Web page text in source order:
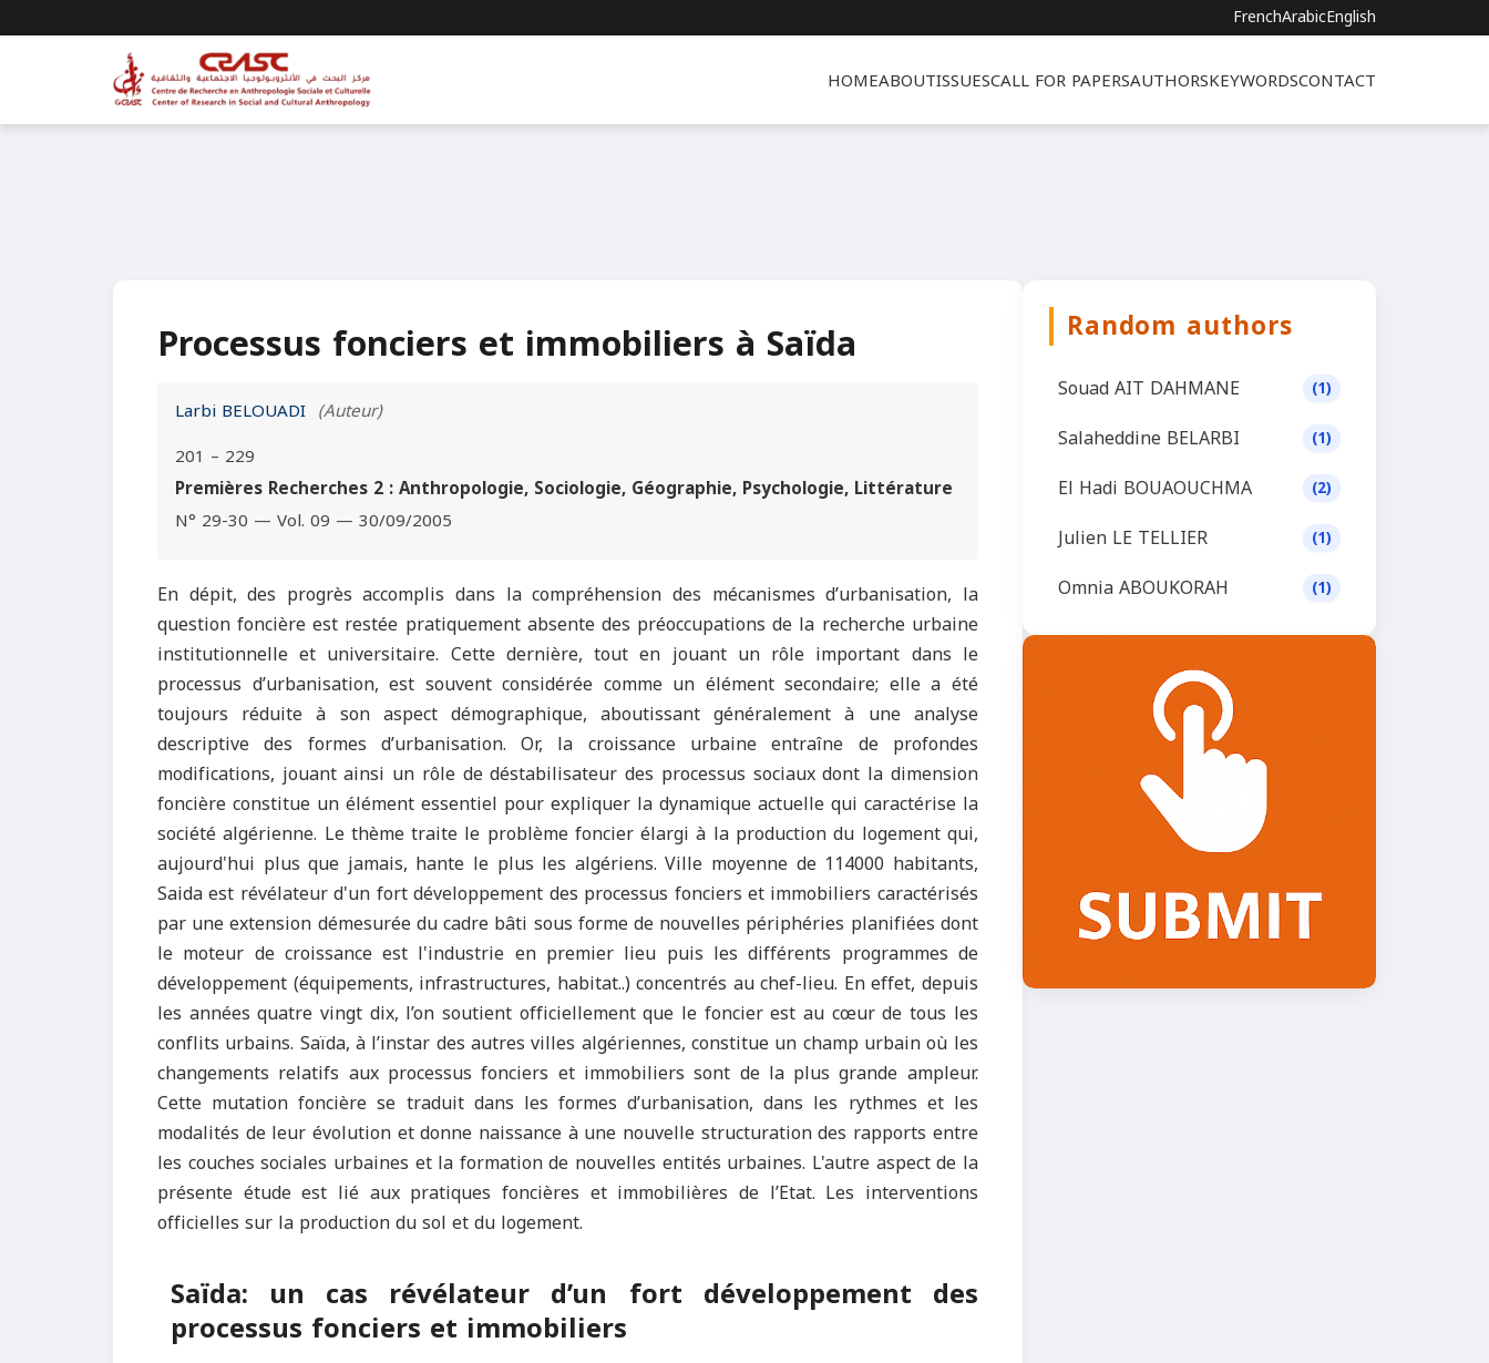
FrenchArabicEnglish
HOMEABOUTISSUESCALL FOR PAPERSAUTHORSKEYWORDSCONTACT
Processus fonciers et immobiliers à Saïda
Larbi BELOUADI (Auteur)
201 – 229
Premières Recherches 2 : Anthropologie, Sociologie, Géographie, Psychologie, Littérature
N° 29-30 — Vol. 09 — 30/09/2005
En dépit, des progrès accomplis dans la compréhension des mécanismes d’urbanisation, la
question foncière est restée pratiquement absente des préoccupations de la recherche urbaine
institutionnelle et universitaire. Cette dernière, tout en jouant un rôle important dans le
processus d’urbanisation, est souvent considérée comme un élément secondaire; elle a été
toujours réduite à son aspect démographique, aboutissant généralement à une analyse
descriptive des formes d’urbanisation. Or, la croissance urbaine entraîne de profondes
modifications, jouant ainsi un rôle de déstabilisateur des processus sociaux dont la dimension
foncière constitue un élément essentiel pour expliquer la dynamique actuelle qui caractérise la
société algérienne. Le thème traite le problème foncier élargi à la production du logement qui,
aujourd'hui plus que jamais, hante le plus les algériens. Ville moyenne de 114000 habitants,
Saida est révélateur d'un fort développement des processus fonciers et immobiliers caractérisés
par une extension démesurée du cadre bâti sous forme de nouvelles périphéries planifiées dont
le moteur de croissance est l'industrie en premier lieu puis les différents programmes de
développement (équipements, infrastructures, habitat..) concentrés au chef-lieu. En effet, depuis
les années quatre vingt dix, l’on soutient officiellement que le foncier est au cœur de tous les
conflits urbains. Saïda, à l’instar des autres villes algériennes, constitue un champ urbain où les
changements relatifs aux processus fonciers et immobiliers sont de la plus grande ampleur.
Cette mutation foncière se traduit dans les formes d’urbanisation, dans les rythmes et les
modalités de leur évolution et donne naissance à une nouvelle structuration des rapports entre
les couches sociales urbaines et la formation de nouvelles entités urbaines. L'autre aspect de la
présente étude est lié aux pratiques foncières et immobilières de l’Etat. Les interventions
officielles sur la production du sol et du logement.
Saïda: un cas révélateur d’un fort développement des
processus fonciers et immobiliers
Random authors
Souad AIT DAHMANE (1)
Salaheddine BELARBI (1)
El Hadi BOUAOUCHMA (2)
Julien LE TELLIER (1)
Omnia ABOUKORAH (1)